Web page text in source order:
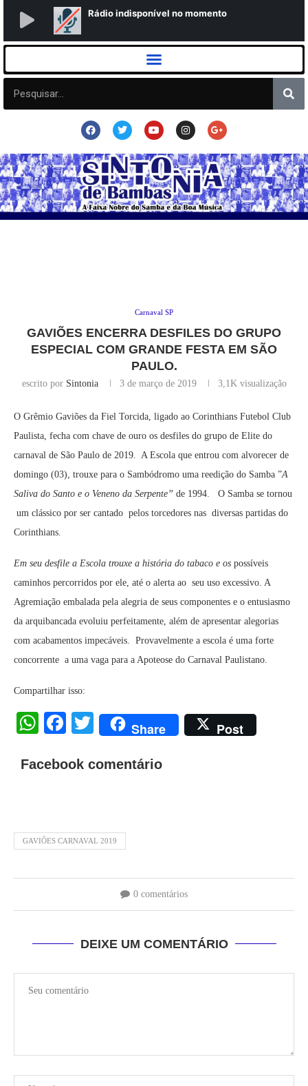
Carnaval SP
GAVIÕES ENCERRA DESFILES DO GRUPO
ESPECIAL COM GRANDE FESTA EM SÃO
PAULO.
escrito por Sintonia 3 de março de 2019 3,1Kvisualização
O Grêmio Gaviões da Fiel Torcida, ligado ao Corinthians Futebol Club
Paulista, fecha com chave de ouro os desfiles do grupo de Elite do
carnaval de São Paulo de 2019. A Escola que entrou com alvorecer de
domingo (03), trouxe para o Sambódromo uma reedição do Samba ”A
Saliva do Santo e o Veneno da Serpente” de 1994. O Samba se tornou
um clássico por ser cantado pelos torcedores nas diversas partidas do
Corinthians.
Em seu desfile a Escola trouxe a história do tabaco e os possíveis
caminhos percorridos por ele, até o alerta ao seu uso excessivo. A
Agremiação embalada pela alegria de seus componentes e o entusiasmo
da arquibancada evoluiu perfeitamente, além de apresentar alegorias
com acabamentos impecáveis. Provavelmente a escola é uma forte
concorrente a uma vaga para a Apoteose do Carnaval Paulistano.
Compartilhar isso:
WhatsApp
Facebook
Twitter
Share Post
Facebook comentário
GAVIÕES CARNAVAL 2019
0 comentários
DEIXE UM COMENTÁRIO